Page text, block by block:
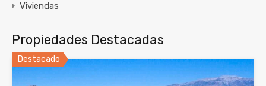
Viviendas
Propiedades Destacadas
Destacado